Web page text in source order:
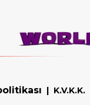
| K.V.K.K.